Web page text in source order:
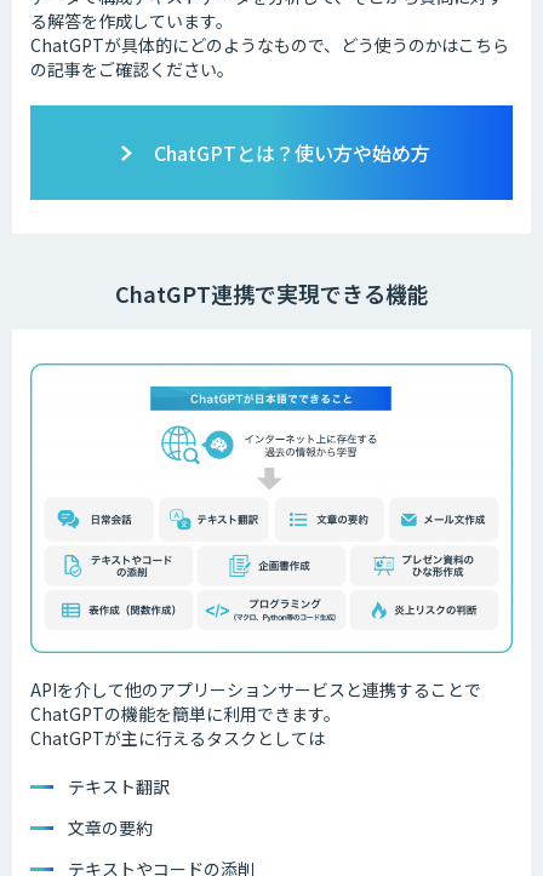
る解答を作成しています。
ChatGPTが具体的にどのようなもので、どう使うのかはこちら
の記事をご確認ください。
ChatGPTとは？使い方や始め方
ChatGPT連携で実現できる機能
APIを介して他のアプリーションサービスと連携することで
ChatGPTの機能を簡単に利用できます。
ChatGPTが主に行えるタスクとしては
テキスト翻訳
文章の要約
テキストやコードの添削